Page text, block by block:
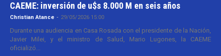
CAEME: inversión de u$s 8.000 M en seis años
Christian Atance - 29/05/2026 15:00
Durante una audiencia en Casa Rosada con el presidente de la Nación,
Javier Milei, y el ministro de Salud, Mario Lugones, la CAEME
oficializó...